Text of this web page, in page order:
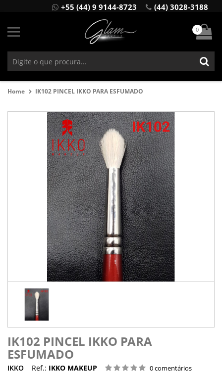
+55 (44) 9 9144-8723 (44) 3028-3188
0
Home IK102 PINCEL IKKO PARA ESFUMADO
IK102 PINCEL IKKO PARA
ESFUMADO
IKKO Ref.: IKKO MAKEUP 0 comentários